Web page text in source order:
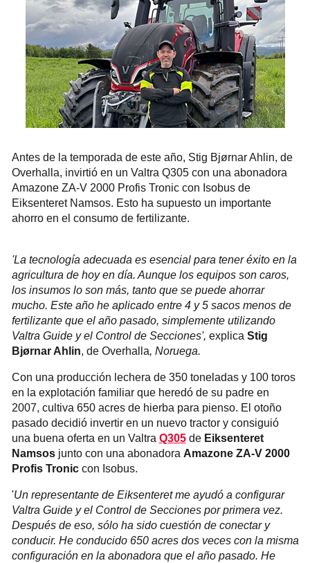
Antes de la temporada de este año, Stig Bjørnar Ahlin, de
Overhalla, invirtió en un Valtra Q305 con una abonadora
Amazone ZA-V 2000 Profis Tronic con Isobus de
Eiksenteret Namsos. Esto ha supuesto un importante
ahorro en el consumo de fertilizante.
'La tecnología adecuada es esencial para tener éxito en la
agricultura de hoy en día. Aunque los equipos son caros,
los insumos lo son más, tanto que se puede ahorrar
mucho. Este año he aplicado entre 4 y 5 sacos menos de
fertilizante que el año pasado, simplemente utilizando
Valtra Guide y el Control de Secciones', explica Stig
Bjørnar Ahlin, de Overhalla, Noruega.
Con una producción lechera de 350 toneladas y 100 toros
en la explotación familiar que heredó de su padre en
2007, cultiva 650 acres de hierba para pienso. El otoño
pasado decidió invertir en un nuevo tractor y consiguió
una buena oferta en un Valtra Q305de Eiksenteret
Namsosjunto con una abonadora Amazone ZA-V 2000
Profis Troniccon Isobus.
'Un representante de Eiksenteret me ayudó a configurar
Valtra Guide y el Control de Secciones por primera vez.
Después de eso, sólo ha sido cuestión de conectar y
conducir. He conducido 650 acres dos veces con la misma
configuración en la abonadora que el año pasado. He